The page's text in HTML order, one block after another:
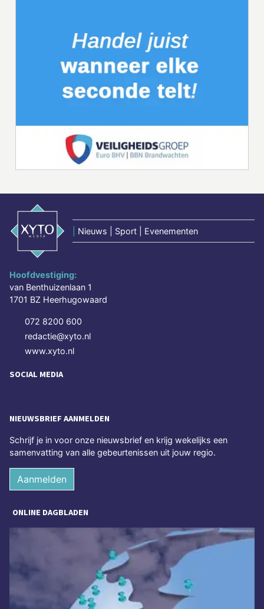
Nieuws | Sport | Evenementen
Hoofdvestiging:
van Benthuizenlaan 1
1701 BZ Heerhugowaard
072 8200 600
redactie@xyto.nl
www.xyto.nl
SOCIAL MEDIA
NIEUWSBRIEF AANMELDEN
Schrijf je in voor onze nieuwsbrief en krijg wekelijks een
samenvatting van alle gebeurtenissen uit jouw regio.
Aanmelden
ONLINE DAGBLADEN